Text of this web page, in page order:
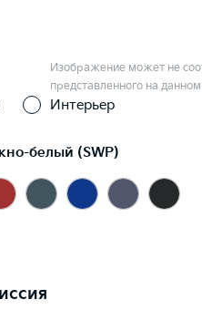
Изображение может не
представленного на данном
Интерьер
белый (SWP)